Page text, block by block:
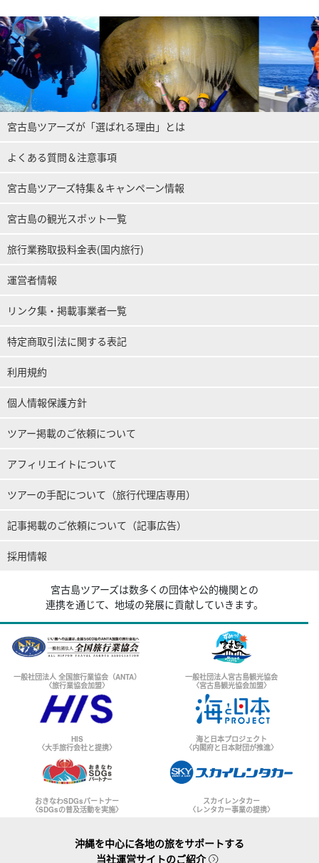
宮古島ツアーズが「選ばれる理由」とは
よくある質問＆注意事項
宮古島ツアーズ特集＆キャンペーン情報
宮古島の観光スポット一覧
旅行業務取扱料金表(国内旅行)
運営者情報
リンク集・掲載事業者一覧
特定商取引法に関する表記
利用規約
個人情報保護方針
ツアー掲載のご依頼について
アフィリエイトについて
ツアーの手配について（旅行代理店専用）
記事掲載のご依頼について（記事広告）
採用情報
宮古島ツアーズは数多くの団体や公的機関との
連携を通じて、地域の発展に貢献していきます。
一般社団法人 全国旅行業協会（ANTA）
〈旅行業協会加盟〉
一般社団法人宮古島観光協会
〈宮古島観光協会加盟〉
HIS
〈大手旅行会社と提携〉
海と日本プロジェクト
〈内閣府と日本財団が推進〉
おきなわSDGsパートナー
〈SDGsの普及活動を実施〉
スカイレンタカー
〈レンタカー事業の提携〉
沖縄を中心に各地の旅をサポートする
当社運営サイトのご紹介